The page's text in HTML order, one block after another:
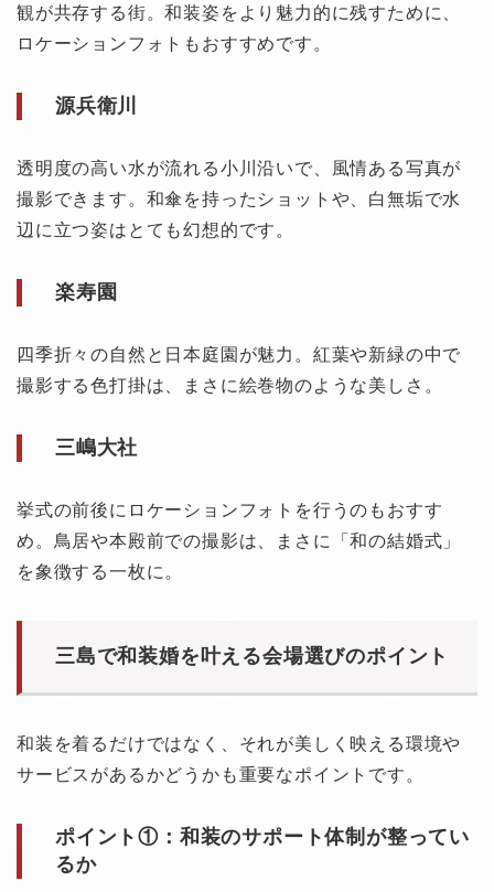
観が共存する街。和装姿をより魅力的に残すために、
ロケーションフォトもおすすめです。
源兵衛川
透明度の高い水が流れる小川沿いで、風情ある写真が
撮影できます。和傘を持ったショットや、白無垢で水
辺に立つ姿はとても幻想的です。
楽寿園
四季折々の自然と日本庭園が魅力。紅葉や新緑の中で
撮影する色打掛は、まさに絵巻物のような美しさ。
三嶋大社
挙式の前後にロケーションフォトを行うのもおすす
め。鳥居や本殿前での撮影は、まさに「和の結婚式」
を象徴する一枚に。
三島で和装婚を叶える会場選びのポイント
和装を着るだけではなく、それが美しく映える環境や
サービスがあるかどうかも重要なポイントです。
ポイント①：和装のサポート体制が整ってい
るか